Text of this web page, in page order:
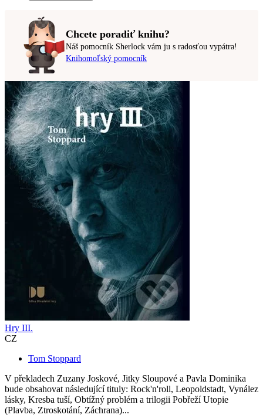
Chcete poradiť knihu?
Náš pomocník Sherlock vám ju s radosťou vypátra!
Knihomoľský pomocník
Hry III.
CZ
Tom Stoppard
V překladech Zuzany Joskové, Jitky Sloupové a Pavla Dominika
bude obsahovat následující tituly: Rock'n'roll, Leopoldstadt, Vynález
lásky, Kresba tuší, Obtížný problém a trilogii Pobřeží Utopie
(Plavba, Ztroskotání, Záchrana)...